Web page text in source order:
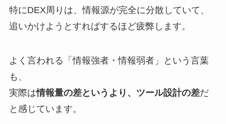
特にDEX周りは、情報源が完全に分散していて、
追いかけようとすればするほど疲弊します。
よく言われる「情報強者・情報弱者」という言葉
も、
実際は情報量の差というより、ツール設計の差だ
と感じています。